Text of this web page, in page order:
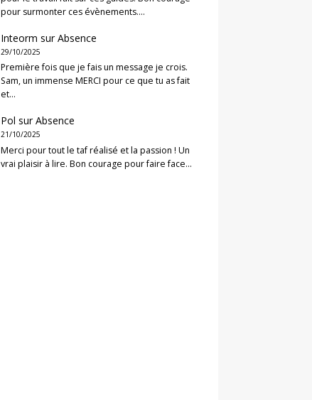
pour surmonter ces évènements.…
Inteorm surAbsence
29/10/2025
Première fois que je fais un message je crois.
Sam, un immense MERCI pour ce que tu as fait
et…
Pol surAbsence
21/10/2025
Merci pour tout le taf réalisé et la passion ! Un
vrai plaisir à lire. Bon courage pour faire face…